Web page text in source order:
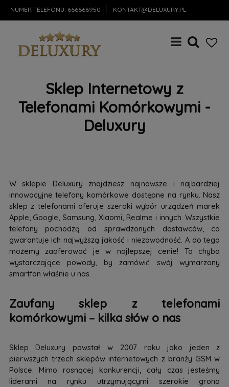
NUMER TELEFONU: 666666950 KONTAKT@DELUXURY.PL
Sklep Internetowy z
Telefonami Komórkowymi -
Deluxury
W sklepie Deluxury znajdziesz najnowsze i najbardziej
innowacyjne telefony komórkowe dostępne na rynku. Nasz
sklep z telefonami oferuje szeroki wybór urządzeń marek
Apple, Google, Samsung, Xiaomi, Realme i innych. Wszystkie
telefony pochodzą od sprawdzonych dostawców, co
gwarantuje ich najwyższą jakość i niezawodność. A do tego
możemy zaoferować je w najlepszej cenie! To chyba
wystarczające powody, by zamówić swój wymarzony
smartfon właśnie u nas.
Zaufany sklep z telefonami
komórkowymi – kilka słów o nas
Sklep Deluxury powstał w 2007 roku jako jeden z
pierwszych trzech sklepów internetowych z branży GSM w
Polsce. Mimo rosnącej konkurencji, cały czas jesteśmy
liderami na rynku utrzymującymi szerokie grono